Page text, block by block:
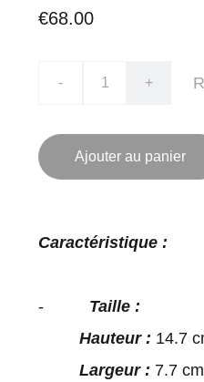
€68.00
- +
Ajouter au panier
Caractéristique :
- Taille :
Hauteur : 14.7
Largeur : 7.7 cm